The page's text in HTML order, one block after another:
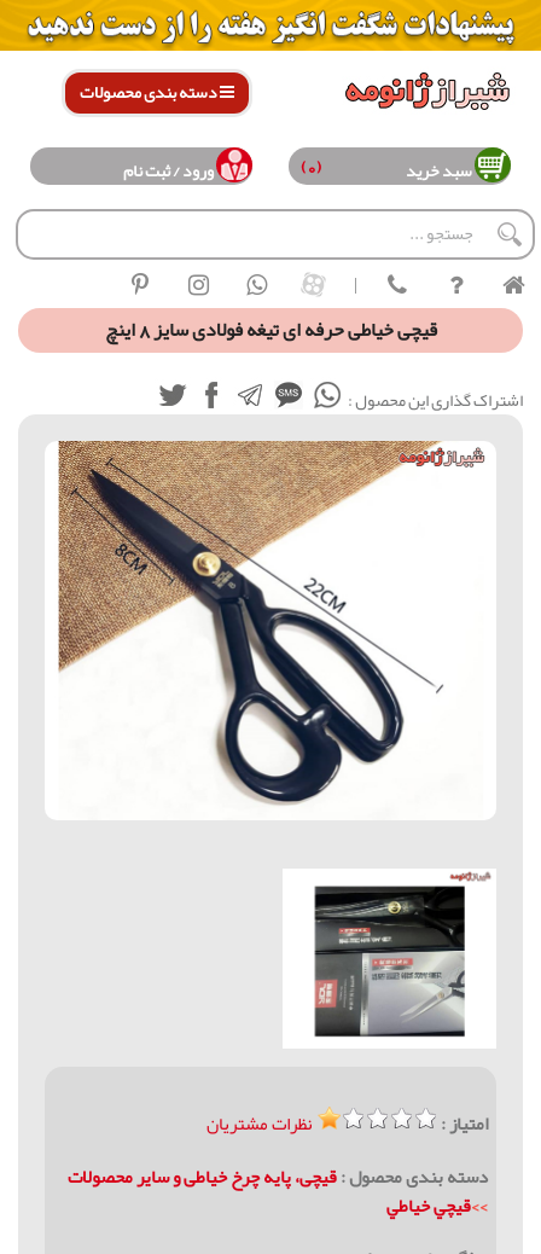
دسته بندی محصولات
سبد خرید (0) ورود / ثبت نام
|
قیچی خیاطی حرفه ای تیغه فولادی سایز 8 اینچ
اشتراک گذاری این محصول :
امتیاز :
نظرات مشتریان
دسته بندی محصول :قیچی، پایه چرخ خیاطی و سایر محصولات
>>قيچي خياطي